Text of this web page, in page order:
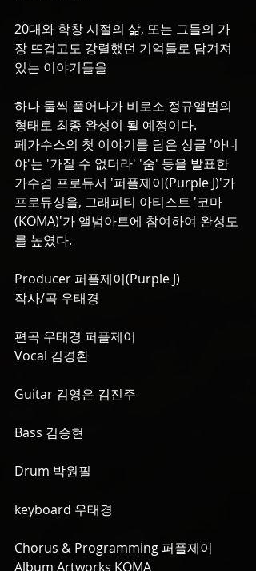
20대와 학창 시절의 삶, 또는 그들의 가
장 뜨겁고도 강렬했던 기억들로 담겨져
있는 이야기들을
하나 둘씩 풀어나가 비로소 정규앨범의
형태로 최종 완성이 될 예정이다.
페가수스의 첫 이야기를 담은 싱글 '아니
야'는 '가질 수 없더라' '숨' 등을 발표한
가수겸 프로듀서 '퍼플제이(Purple J)'가
프로듀싱을, 그래피티 아티스트 '코마
(KOMA)'가 앨범아트에 참여하여 완성도
를 높였다.
Producer 퍼플제이(Purple J)
작사/곡 우태경
편곡 우태경 퍼플제이
Vocal 김경환
Guitar 김영은 김진주
Bass 김승현
Drum 박원필
keyboard 우태경
Chorus & Programming 퍼플제이
Album Artworks KOMA